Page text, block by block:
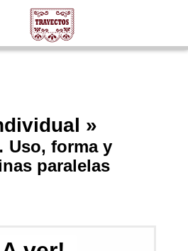
»
Uso, forma y
paralelas